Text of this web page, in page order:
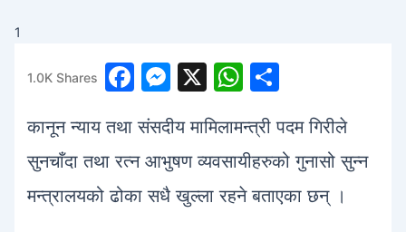
1
1.0K Shares
F
c
e
b
M
s
s
e
X
W
at
s
A
ar
e
कानून न्याय तथा संसदीय मामिलामन्त्री पदम गिरीले
सुनचाँदा तथा रत्न आभुषण व्यवसायीहरुको गुनासो सुन्न
मन्त्रालयको ढोका सधै खुल्ला रहने बताएका छन् ।